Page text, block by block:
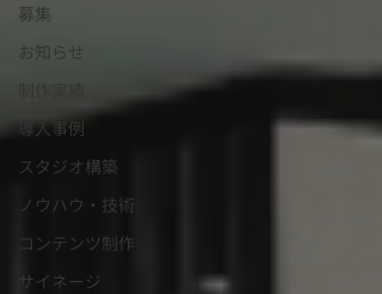
募集
お知らせ
導入事例
スタジオ構築
ノウハウ・技術
コンテンツ制作
サイネージ